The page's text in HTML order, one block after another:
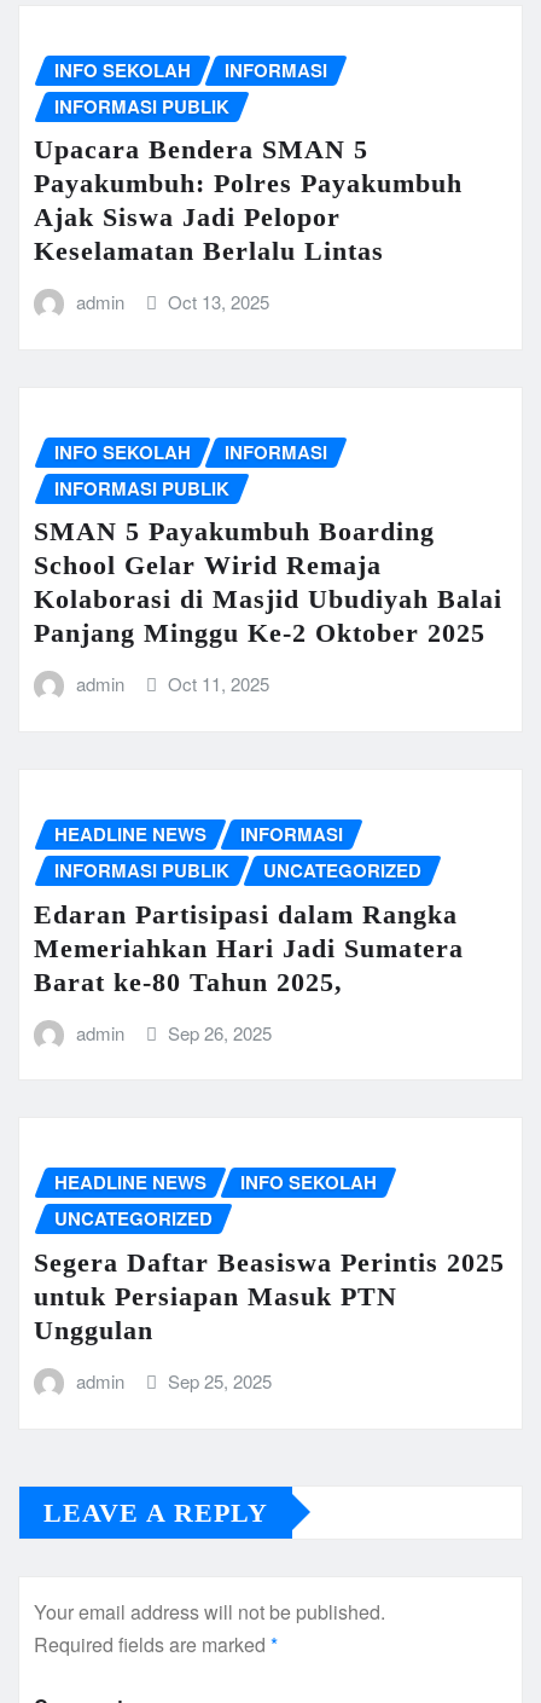
INFO SEKOLAH
INFORMASI
INFORMASI PUBLIK
Upacara Bendera SMAN 5
Payakumbuh: Polres Payakumbuh
Ajak Siswa Jadi Pelopor
Keselamatan Berlalu Lintas
admin Oct 13, 2025
INFO SEKOLAH
INFORMASI
INFORMASI PUBLIK
SMAN 5 Payakumbuh Boarding
School Gelar Wirid Remaja
Kolaborasi di Masjid Ubudiyah Balai
Panjang Minggu Ke-2 Oktober 2025
admin Oct 11, 2025
HEADLINE NEWS
INFORMASI
INFORMASI PUBLIK
UNCATEGORIZED
Edaran Partisipasi dalam Rangka
Memeriahkan Hari Jadi Sumatera
Barat ke-80 Tahun 2025,
admin Sep 26, 2025
HEADLINE NEWS
INFO SEKOLAH
UNCATEGORIZED
Segera Daftar Beasiswa Perintis 2025
untuk Persiapan Masuk PTN
Unggulan
admin Sep 25, 2025
LEAVE A REPLY
Your email address will not be published.
Required fields are marked *